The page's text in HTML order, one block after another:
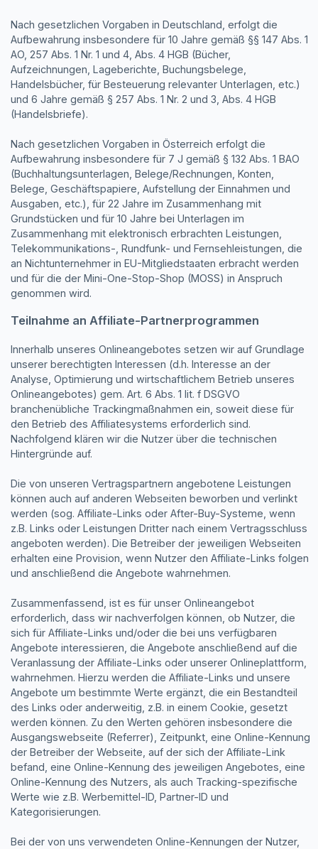
Nach gesetzlichen Vorgaben in Deutschland, erfolgt die
Aufbewahrung insbesondere für 10 Jahre gemäß §§ 147 Abs. 1
AO, 257 Abs. 1 Nr. 1 und 4, Abs. 4 HGB (Bücher,
Aufzeichnungen, Lageberichte, Buchungsbelege,
Handelsbücher, für Besteuerung relevanter Unterlagen, etc.)
und 6 Jahre gemäß § 257 Abs. 1 Nr. 2 und 3, Abs. 4 HGB
(Handelsbriefe).
Nach gesetzlichen Vorgaben in Österreich erfolgt die
Aufbewahrung insbesondere für 7 J gemäß § 132 Abs. 1 BAO
(Buchhaltungsunterlagen, Belege/Rechnungen, Konten,
Belege, Geschäftspapiere, Aufstellung der Einnahmen und
Ausgaben, etc.), für 22 Jahre im Zusammenhang mit
Grundstücken und für 10 Jahre bei Unterlagen im
Zusammenhang mit elektronisch erbrachten Leistungen,
Telekommunikations-, Rundfunk- und Fernsehleistungen, die
an Nichtunternehmer in EU-Mitgliedstaaten erbracht werden
und für die der Mini-One-Stop-Shop (MOSS) in Anspruch
genommen wird.
Teilnahme an Affiliate-Partnerprogrammen
Innerhalb unseres Onlineangebotes setzen wir auf Grundlage
unserer berechtigten Interessen (d.h. Interesse an der
Analyse, Optimierung und wirtschaftlichem Betrieb unseres
Onlineangebotes) gem. Art. 6 Abs. 1 lit. f DSGVO
branchenübliche Trackingmaßnahmen ein, soweit diese für
den Betrieb des Affiliatesystems erforderlich sind.
Nachfolgend klären wir die Nutzer über die technischen
Hintergründe auf.
Die von unseren Vertragspartnern angebotene Leistungen
können auch auf anderen Webseiten beworben und verlinkt
werden (sog. Affiliate-Links oder After-Buy-Systeme, wenn
z.B. Links oder Leistungen Dritter nach einem Vertragsschluss
angeboten werden). Die Betreiber der jeweiligen Webseiten
erhalten eine Provision, wenn Nutzer den Affiliate-Links folgen
und anschließend die Angebote wahrnehmen.
Zusammenfassend, ist es für unser Onlineangebot
erforderlich, dass wir nachverfolgen können, ob Nutzer, die
sich für Affiliate-Links und/oder die bei uns verfügbaren
Angebote interessieren, die Angebote anschließend auf die
Veranlassung der Affiliate-Links oder unserer Onlineplattform,
wahrnehmen. Hierzu werden die Affiliate-Links und unsere
Angebote um bestimmte Werte ergänzt, die ein Bestandteil
des Links oder anderweitig, z.B. in einem Cookie, gesetzt
werden können. Zu den Werten gehören insbesondere die
Ausgangswebseite (Referrer), Zeitpunkt, eine Online-Kennung
der Betreiber der Webseite, auf der sich der Affiliate-Link
befand, eine Online-Kennung des jeweiligen Angebotes, eine
Online-Kennung des Nutzers, als auch Tracking-spezifische
Werte wie z.B. Werbemittel-ID, Partner-ID und
Kategorisierungen.
Bei der von uns verwendeten Online-Kennungen der Nutzer,